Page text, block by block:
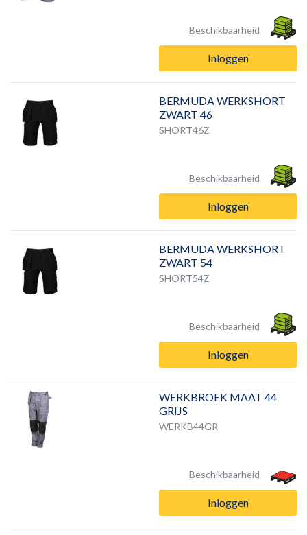
Beschikbaarheid
Inloggen
BERMUDA WERKSHORT
ZWART 46
SHORT46Z
Beschikbaarheid
Inloggen
BERMUDA WERKSHORT
ZWART 54
SHORT54Z
Beschikbaarheid
Inloggen
WERKBROEK MAAT 44
GRIJS
WERKB44GR
Beschikbaarheid
Inloggen